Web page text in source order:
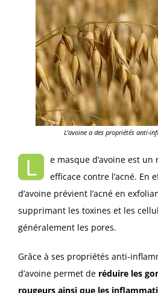
L’avoine a des propriétés anti-
L
e masque d’avoine est un
efficace contre l’acné. En
d’avoine prévient l’acné en
supprimant les toxines et les
généralement les pores.
Grâce à ses propriétés anti-
d’avoine permet de réduire les
rougeurs ainsi que les